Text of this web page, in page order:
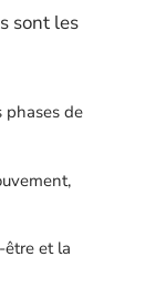
sont les
phases de
être et la